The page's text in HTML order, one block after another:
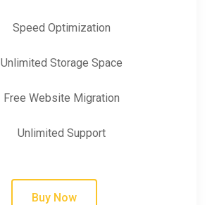
Speed Optimization
Unlimited Storage Space
Free Website Migration
Unlimited Support
Buy Now